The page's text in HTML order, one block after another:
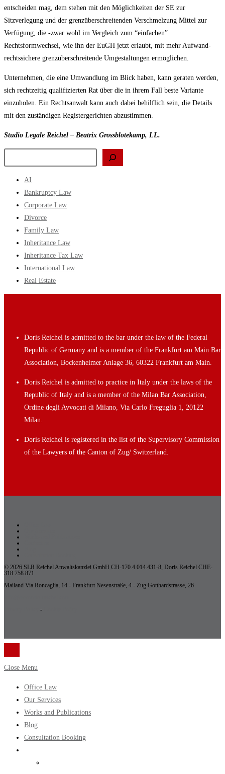
entscheiden mag, dem stehen mit den Möglichkeiten der SE zur
Sitzverlegung und der grenzüberschreitenden Verschmelzung Mittel zur
Verfügung, die -zwar wohl im Vergleich zum “einfachen”
Rechtsformwechsel, wie ihn der EuGH jetzt erlaubt, mit mehr Aufwand-
rechtssichere grenzüberschreitende Umgestaltungen ermöglichen.
Unternehmen, die eine Umwandlung im Blick haben, kann geraten werden,
sich rechtzeitig qualifizierten Rat über die in ihrem Fall beste Variante
einzuholen. Ein Rechtsanwalt kann auch dabei behilflich sein, die Details
mit den zuständigen Registergerichten abzustimmen.
Studio Legale Reichel – Beatrix Grossblotekamp, LL.
AI
Bankruptcy Law
Corporate Law
Divorce
Family Law
Inheritance Law
Inheritance Tax Law
International Law
Real Estate
Doris Reichel is admitted to the bar under the law of the Federal
Republic of Germany and is a member of the Frankfurt am Main Bar
Association, Bockenheimer Anlage 36, 60322 Frankfurt am Main.
Doris Reichel is admitted to practice in Italy under the laws of the
Republic of Italy and is a member of the Milan Bar Association,
Ordine degli Avvocati di Milano, Via Carlo Freguglia 1, 20122
Milan.
Doris Reichel is registered in the list of the Supervisory Commission
of the Lawyers of the Canton of Zug/ Switzerland.
© 2026 SLR Reichel Anwaltskanzlei GmbH CH-170.4.014.431-8, Doris Reichel CHE-
318.758.871
Mailand Via Roncaglia, 14 - Frankfurt Nesenstraße, 4 - Zug Gotthardstrasse, 26
-
Close Menu
Office Law
Our Services
Works and Publications
Blog
Consultation Booking